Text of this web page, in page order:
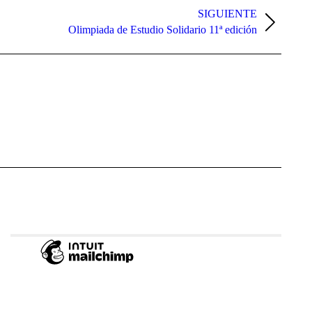
SIGUIENTE
Olimpiada de Estudio Solidario 11ª edición